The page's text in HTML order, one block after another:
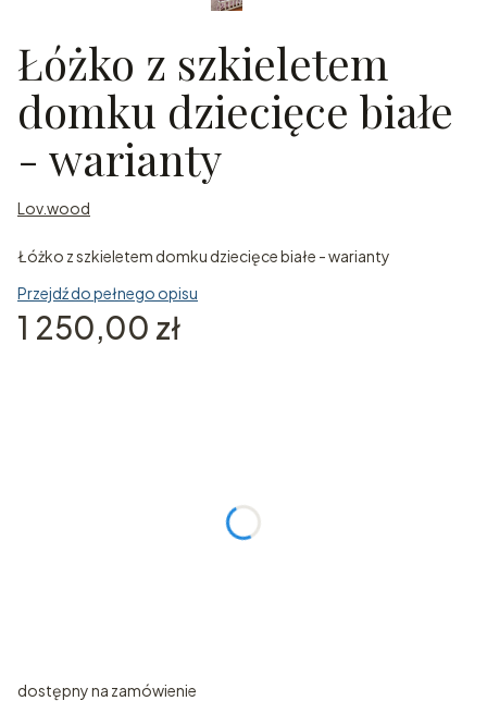
Łóżko z szkieletem
domku dziecięce białe
- warianty
Lov.wood
Łóżko z szkieletem domku dziecięce białe - warianty
Przejdź do pełnego opisu
Cena
1 250,00 zł
dostępny na zamówienie